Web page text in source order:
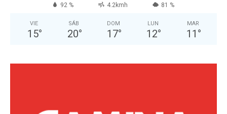
92 % 4.2kmh 81 %
VIE
15°
SÁB
20°
DOM
17°
LUN
12°
MAR
11 °